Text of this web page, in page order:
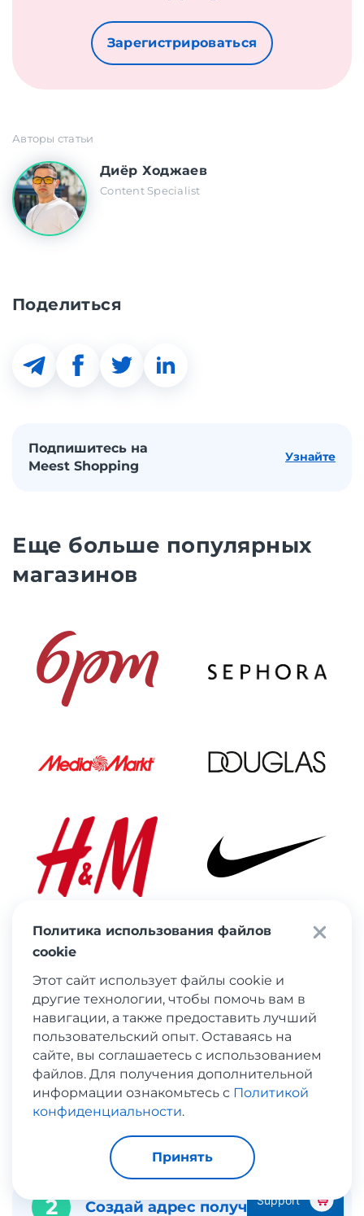
Зарегистрироваться
Авторы статьи
Диёр Ходжаев
Content Specialist
Поделиться
Подпишитесь на
Meest Shopping
Узнайте
Еще больше популярных
магазинов
Подробная инструкция
Зарегистрируйся в Meest
Shopping
2 Создай адрес получателя
Политика использования файлов
cookie
Этот сайт использует файлы cookie и
другие технологии, чтобы помочь вам в
навигации, а также предоставить лучший
пользовательский опыт. Оставаясь на
сайте, вы соглашаетесь с использованием
файлов. Для получения дополнительной
информации ознакомьтесь с Политикой
конфиденциальности.
Принять
Support